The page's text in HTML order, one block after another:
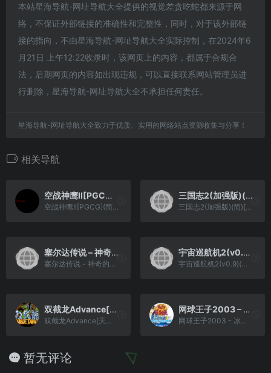
本站星海导航-网址导航大全提供的视觉差贪吃蛇都来源于网
络，不保证外部链接的准确性和完整性，同时，对于该外部链
接的指向，不由星海导航-网址导航大全实际控制，在2024年6
月21日 上午12:22收录时，该网页上的内容，都属于合规合
法，后期网页的内容如出现违规，可以直接联系网站管理员进
行删除，星海导航-网址导航大全不承担任何责任。
星海导航-网址导航大全致力于优质、实用的网络站点资源收集与分享！
相关导航
空战神鹰II[PGCG](简)(JP)(32Mb)
空战神鹰II[PGCG](简)(JP)(32Mb)
三国志2(加强版)(简)[外星游戏大厅](JP)[SLG](6Mb)
三国志2(加强版)(简)[外星游戏大厅](JP)[SLG](6Mb)
塞尔达传说 – 神奇的帽子(简)[南晶科技](CN)[RPG](16Mb)
塞尔达传说 - 神奇的帽子(简)[南晶科技](CN)[RPG](16Mb)
宇宙巡航机2(v0.9)(简)[高伟](JP)[STG](2Mb)
宇宙巡航机2(v0.9)(简)[高伟](JP)[STG](2Mb)
双截龙Advance[天使汉化组](繁)(JP)(32Mb)
双截龙Advance[天使汉化组](繁)(JP)(32Mb)
网球王子2003 – 冰蓝[Kiny](简)(JP)(128Mb)
网球王子2003 - 冰蓝[Kiny](简)(JP)(128Mb)
暂无评论